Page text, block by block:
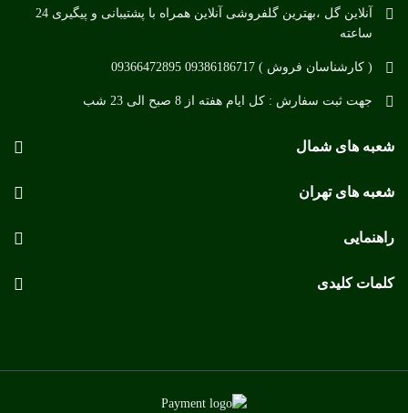
آنلاین گل ،بهترین گلفروشی آنلاین همراه با پشتیبانی و پیگیری 24
ساعته
( کارشناسان فروش ) 09386186717 09366472895
جهت ثبت سفارش : کل ایام هفته از 8 صبح الی 23 شب
شعبه های شمال
شعبه های تهران
راهنمایی
کلمات کلیدی